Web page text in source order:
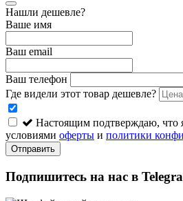
Нашли дешевле?
Ваше имя
Ваш email
Ваш телефон
Где видели этот товар дешевле?
Настоящим подтверждаю, что
условиями оферты и политики
Отправить
Подпишитесь на нас в